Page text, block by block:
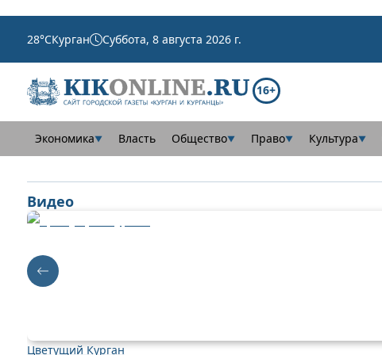
28°CКурган Суббота, 8 августа 2026 г.
16+
Экономика▼ Власть Общество▼ Право▼ Культура▼
Видео
Цветущий Курган